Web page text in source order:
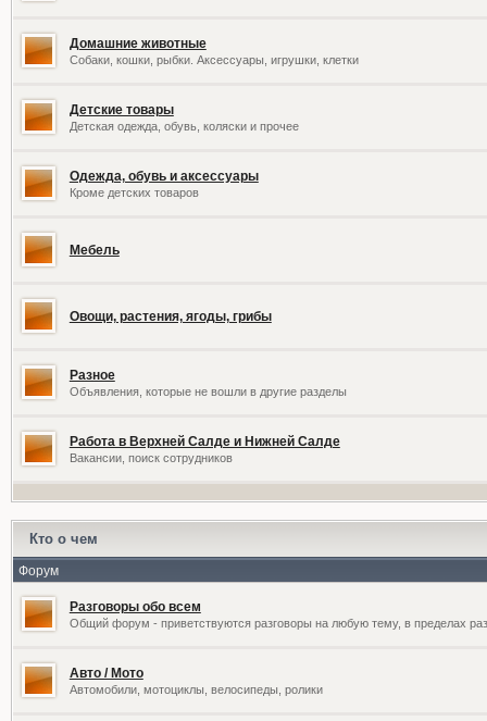
Домашние животные
Собаки, кошки, рыбки. Аксессуары, игрушки, клетки
Детские товары
Детская одежда, обувь, коляски и прочее
Одежда, обувь и аксессуары
Кроме детских товаров
Мебель
Овощи, растения, ягоды, грибы
Разное
Объявления, которые не вошли в другие разделы
Работа в Верхней Салде и Нижней Салде
Вакансии, поиск сотрудников
Кто о чем
Форум
Разговоры обо всем
Общий форум - приветствуются разговоры на любую тему, в пределах
Авто / Мото
Автомобили, мотоциклы, велосипеды, ролики